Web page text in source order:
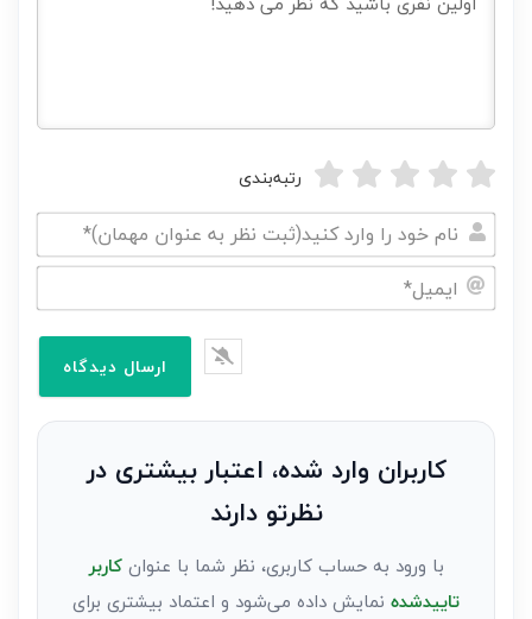
رتبه‌بندی
نام
خود
نظر
کاربران وارد شده، اعتبار بیشتری در
نظرتو دارند
با ورود به حساب کاربری، نظر شما با عنوانکاربر
تاییدشده نمایش داده می‌شود و اعتماد بیشتری برای